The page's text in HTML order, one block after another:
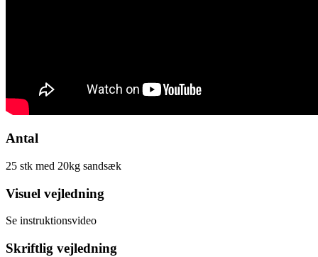
Antal
25 stk med 20kg sandsæk
Visuel vejledning
Se instruktionsvideo
Skriftlig vejledning